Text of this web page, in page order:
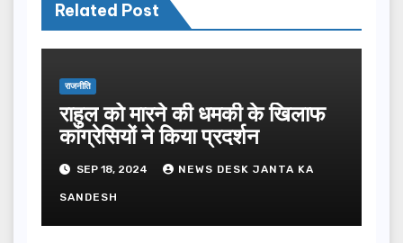
Related Post
राजनीति
राहुल को मारने की धमकी के खिलाफ
कांग्रेसियों ने किया प्रदर्शन
SEP 18, 2024 NEWS DESK JANTA KA
SANDESH